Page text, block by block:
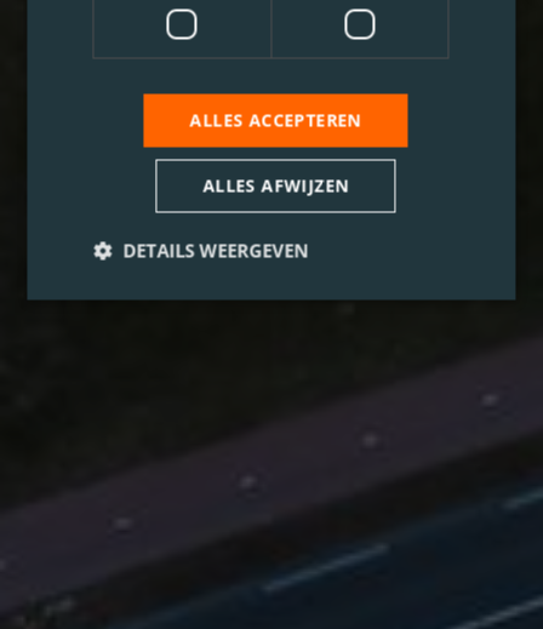
ALLES ACCEPTEREN
ALLES AFWIJZEN
DETAILS WEERGEVEN